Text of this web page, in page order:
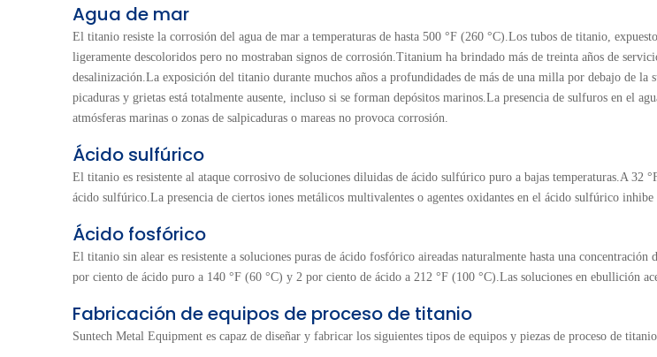
Agua de mar
El titanio resiste la corrosión del agua de mar a temperaturas de hasta 500 °F (260 °C).Los tubos de titanio,
ligeramente descoloridos pero no mostraban signos de corrosión.Titanium ha brindado más de treinta años de
desalinización.La exposición del titanio durante muchos años a profundidades de más de una milla por debajo de
picaduras y grietas está totalmente ausente, incluso si se forman depósitos marinos.La presencia de sulfuros en el
atmósferas marinas o zonas de salpicaduras o mareas no provoca corrosión.
Ácido sulfúrico
El titanio es resistente al ataque corrosivo de soluciones diluidas de ácido sulfúrico puro a bajas temperaturas.A 32
ácido sulfúrico.La presencia de ciertos iones metálicos multivalentes o agentes oxidantes en el ácido sulfúrico
Ácido fosfórico
El titanio sin alear es resistente a soluciones puras de ácido fosfórico aireadas naturalmente hasta una
por ciento de ácido puro a 140 °F (60 °C) y 2 por ciento de ácido a 212 °F (100 °C).Las soluciones en ebullición
Fabricación de equipos de proceso de titanio
Suntech Metal Equipment es capaz de diseñar y fabricar los siguientes tipos de equipos y piezas de proceso de